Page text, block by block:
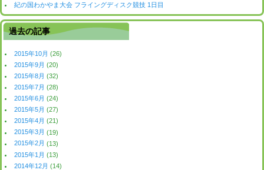
紀の国わかやま大会 フライングディスク競技 1日目
過去の記事
2015年10月 (26)
2015年9月 (20)
2015年8月 (32)
2015年7月 (28)
2015年6月 (24)
2015年5月 (27)
2015年4月 (21)
2015年3月 (19)
2015年2月 (13)
2015年1月 (13)
2014年12月 (14)